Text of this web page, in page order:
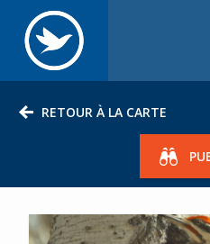
RETOUR À LA CARTE